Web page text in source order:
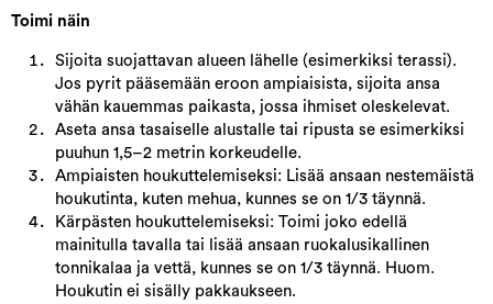
Toimi näin
Sijoita suojattavan alueen lähelle (esimerkiksi terassi).
Jos pyrit pääsemään eroon ampiaisista, sijoita ansa
vähän kauemmas paikasta, jossa ihmiset oleskelevat.
Aseta ansa tasaiselle alustalle tai ripusta se esimerkiksi
puuhun 1,5–2 metrin korkeudelle.
Ampiaisten houkuttelemiseksi: Lisää ansaan nestemäistä
houkutinta, kuten mehua, kunnes se on 1/3 täynnä.
Kärpästen houkuttelemiseksi: Toimi joko edellä
mainitulla tavalla tai lisää ansaan ruokalusikallinen
tonnikalaa ja vettä, kunnes se on 1/3 täynnä. Huom.
Houkutin ei sisälly pakkaukseen.